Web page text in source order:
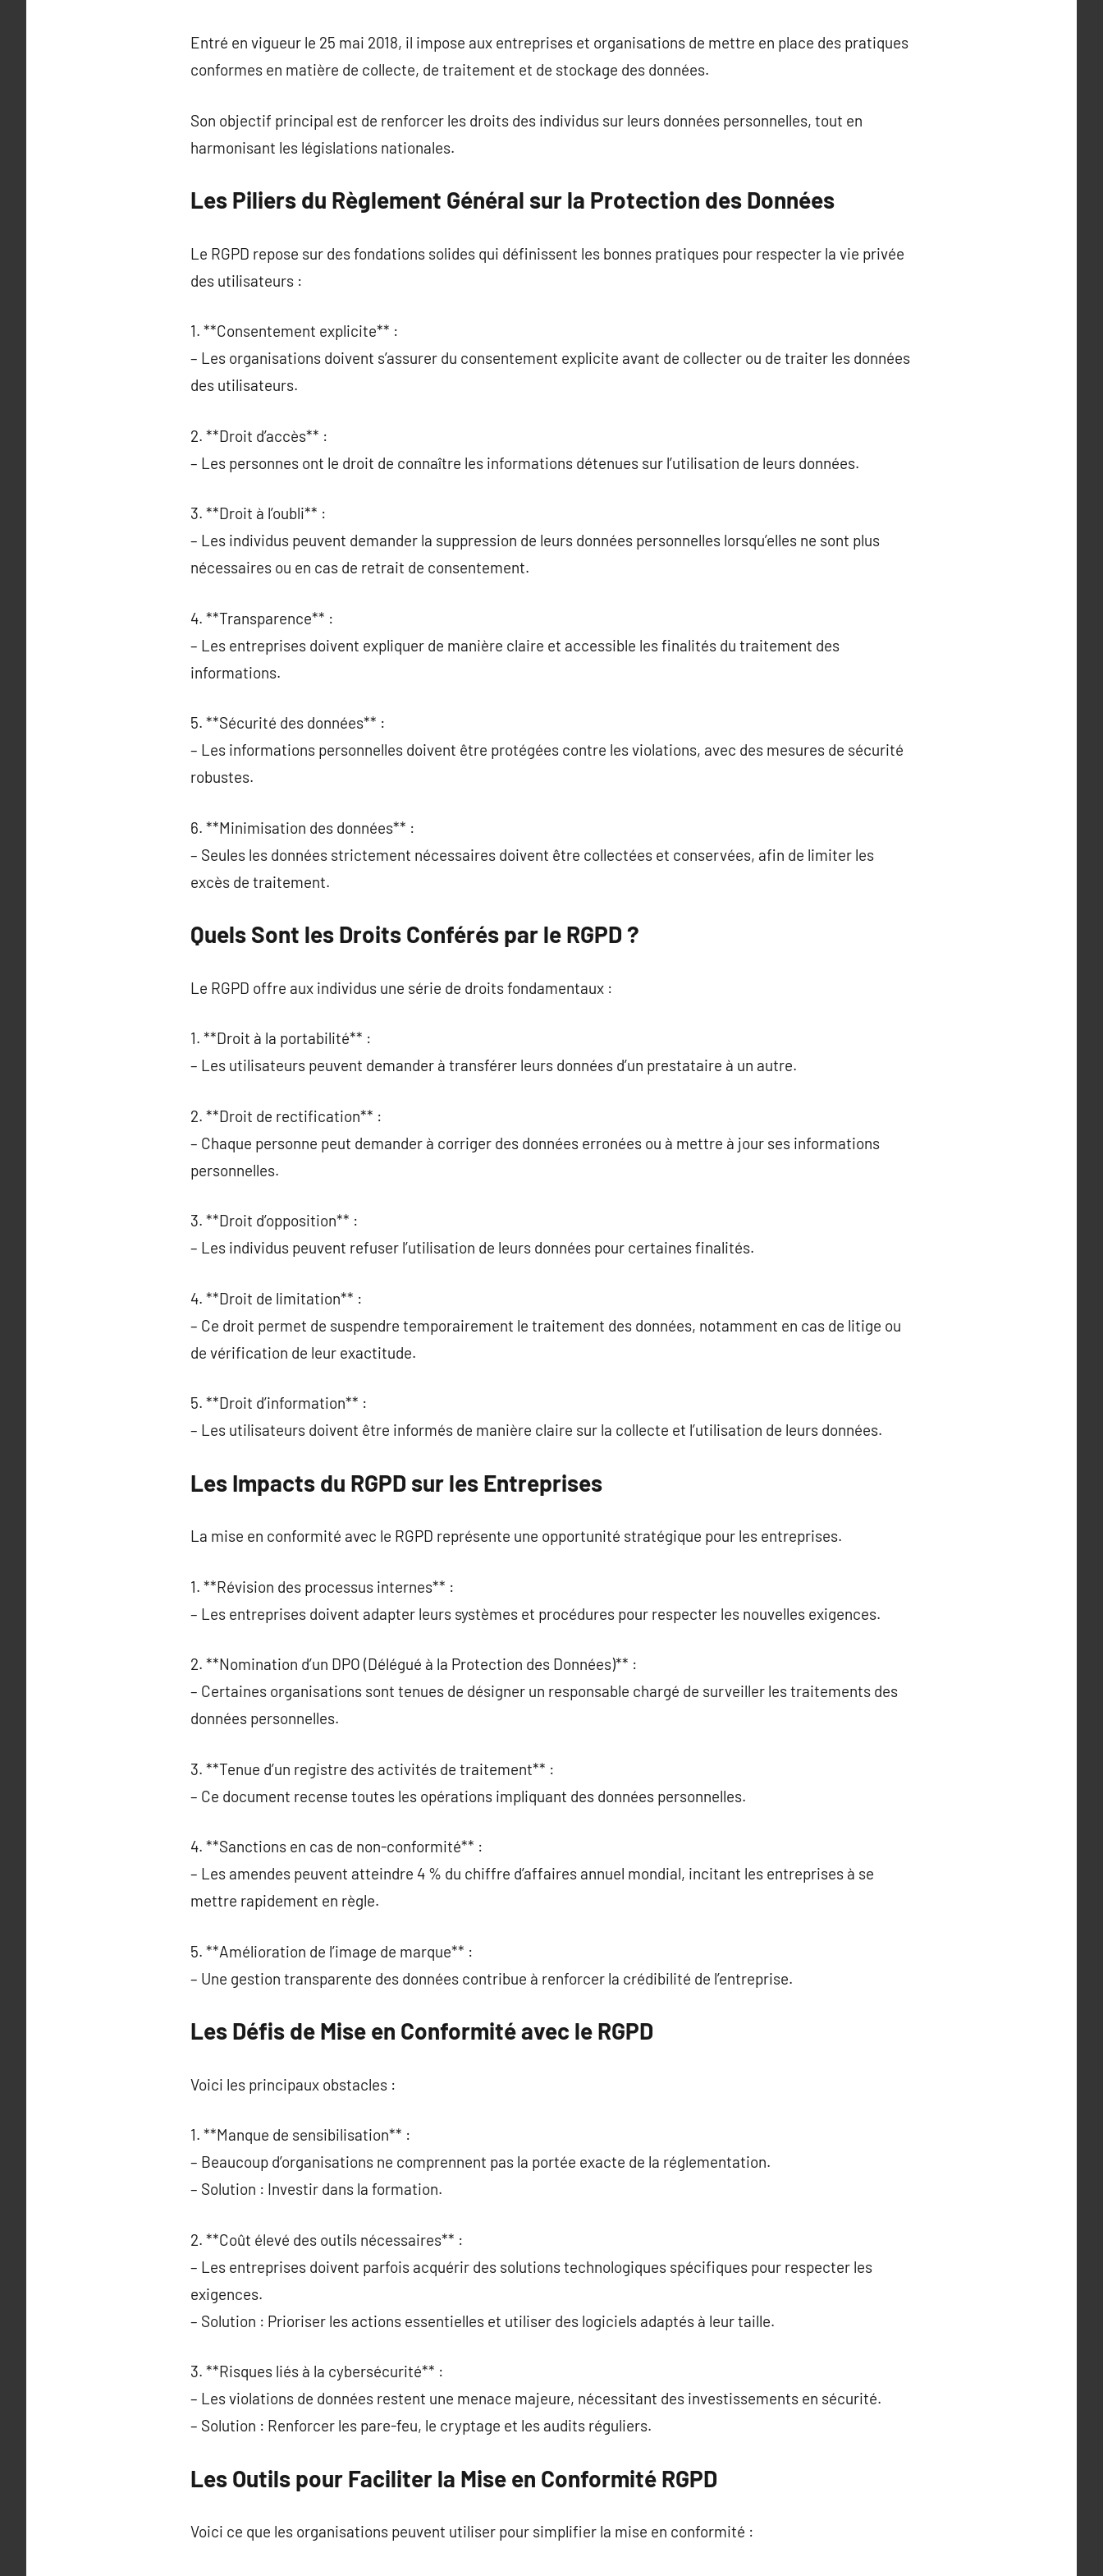
Entré en vigueur le 25 mai 2018, il impose aux entreprises et organisations de mettre en place des pratiques
conformes en matière de collecte, de traitement et de stockage des données.
Son objectif principal est de renforcer les droits des individus sur leurs données personnelles, tout en
harmonisant les législations nationales.
Les Piliers du Règlement Général sur la Protection des Données
Le RGPD repose sur des fondations solides qui définissent les bonnes pratiques pour respecter la vie privée
des utilisateurs :
1. **Consentement explicite** :
– Les organisations doivent s’assurer du consentement explicite avant de collecter ou de traiter les données
des utilisateurs.
2. **Droit d’accès** :
– Les personnes ont le droit de connaître les informations détenues sur l’utilisation de leurs données.
3. **Droit à l’oubli** :
– Les individus peuvent demander la suppression de leurs données personnelles lorsqu’elles ne sont plus
nécessaires ou en cas de retrait de consentement.
4. **Transparence** :
– Les entreprises doivent expliquer de manière claire et accessible les finalités du traitement des
informations.
5. **Sécurité des données** :
– Les informations personnelles doivent être protégées contre les violations, avec des mesures de sécurité
robustes.
6. **Minimisation des données** :
– Seules les données strictement nécessaires doivent être collectées et conservées, afin de limiter les
excès de traitement.
Quels Sont les Droits Conférés par le RGPD ?
Le RGPD offre aux individus une série de droits fondamentaux :
1. **Droit à la portabilité** :
– Les utilisateurs peuvent demander à transférer leurs données d’un prestataire à un autre.
2. **Droit de rectification** :
– Chaque personne peut demander à corriger des données erronées ou à mettre à jour ses informations
personnelles.
3. **Droit d’opposition** :
– Les individus peuvent refuser l’utilisation de leurs données pour certaines finalités.
4. **Droit de limitation** :
– Ce droit permet de suspendre temporairement le traitement des données, notamment en cas de litige ou
de vérification de leur exactitude.
5. **Droit d’information** :
– Les utilisateurs doivent être informés de manière claire sur la collecte et l’utilisation de leurs données.
Les Impacts du RGPD sur les Entreprises
La mise en conformité avec le RGPD représente une opportunité stratégique pour les entreprises.
1. **Révision des processus internes** :
– Les entreprises doivent adapter leurs systèmes et procédures pour respecter les nouvelles exigences.
2. **Nomination d’un DPO (Délégué à la Protection des Données)** :
– Certaines organisations sont tenues de désigner un responsable chargé de surveiller les traitements des
données personnelles.
3. **Tenue d’un registre des activités de traitement** :
– Ce document recense toutes les opérations impliquant des données personnelles.
4. **Sanctions en cas de non-conformité** :
– Les amendes peuvent atteindre 4 % du chiffre d’affaires annuel mondial, incitant les entreprises à se
mettre rapidement en règle.
5. **Amélioration de l’image de marque** :
– Une gestion transparente des données contribue à renforcer la crédibilité de l’entreprise.
Les Défis de Mise en Conformité avec le RGPD
Voici les principaux obstacles :
1. **Manque de sensibilisation** :
– Beaucoup d’organisations ne comprennent pas la portée exacte de la réglementation.
– Solution : Investir dans la formation.
2. **Coût élevé des outils nécessaires** :
– Les entreprises doivent parfois acquérir des solutions technologiques spécifiques pour respecter les
exigences.
– Solution : Prioriser les actions essentielles et utiliser des logiciels adaptés à leur taille.
3. **Risques liés à la cybersécurité** :
– Les violations de données restent une menace majeure, nécessitant des investissements en sécurité.
– Solution : Renforcer les pare-feu, le cryptage et les audits réguliers.
Les Outils pour Faciliter la Mise en Conformité RGPD
Voici ce que les organisations peuvent utiliser pour simplifier la mise en conformité :